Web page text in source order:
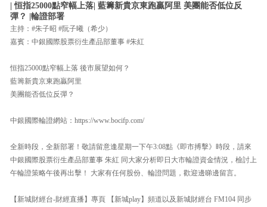
| 恒指25000點窄幅上落| 藍籌新貴京東跑贏阿里 美團能否低位反
彈？ |輪證部署
主持：#朱子昭 #阮子曦（希少）
嘉賓：中銀國際股票衍生產品部董事 #朱紅
恒指25000點窄幅上落 後市展望如何？
藍籌新貴京東跑贏阿里
美團能否低位反彈？
中銀國際輪證網站：https://www.bocifp.com/
全新時段，全新部署！敬請留意逢星期一下午3:08點《即市搏擊》時段，請來
中銀國際股票衍生產品部董事 朱紅 同大家分析即日大市輪證資金情況，檢討上
午輪證策略午後再出擊！ 大家有任何股份、輪證問題，歡迎邊睇邊留言。
【新城財經台-財經直播】專頁 【新城play】頻道以及新城財經台 FM104 同步